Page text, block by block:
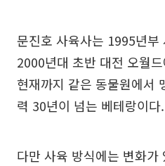
문진호 사육사는 1995년부
2000년대 초반 대전 오월
현재까지 같은 동물원에서
력 30년이 넘는 베테랑이다.
다만 사육 방식에는 변화